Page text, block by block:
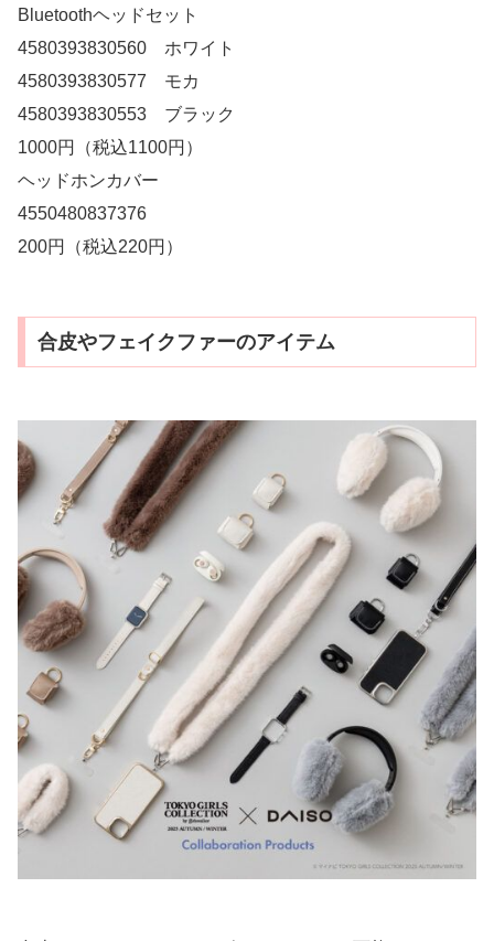
Bluetoothヘッドセット
4580393830560 ホワイト
4580393830577 モカ
4580393830553 ブラック
1000円（税込1100円）
ヘッドホンカバー
4550480837376
200円（税込220円）
合皮やフェイクファーのアイテム